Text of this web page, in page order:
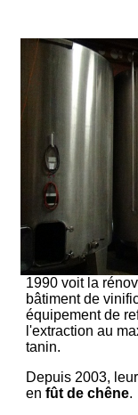
1990 voit la
bâtiment de
équipement de
l'extraction au
tanin.
Depuis 2003,
en fût de chêne.